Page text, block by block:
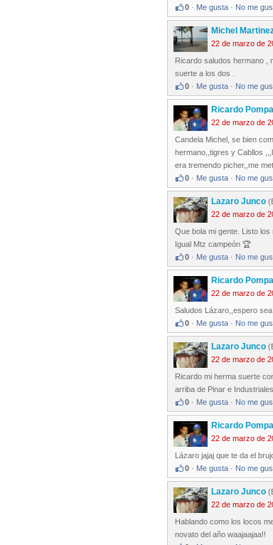
0 · Me gusta · No me
Michel
22 de marzo de
Ricardo saludos hermano ,
suerte a los dos .
0 · Me gusta · No me
Ricardo Pompa
22 de marzo de
Candela Michel, se bien
hermano,,tigres y Cabllos
era tremendo picher,,me
0 · Me gusta · No me
Lazaro Junco
22 de marzo de
Que bola mi gente. Listo
Igual Mtz campeón 🏆
0 · Me gusta · No me
Ricardo Pompa
22 de marzo de
Saludos Lázaro,,espero
0 · Me gusta · No me
Lazaro Junco
22 de marzo de
Ricardo mi herma suerte
arriba de Pinar e
0 · Me gusta · No me
Ricardo Pompa
22 de marzo de
Lázaro jajaj que te da el
0 · Me gusta · No me
Lazaro Junco
22 de marzo de
Hablando como los locos
novato del año waajaajaa!!